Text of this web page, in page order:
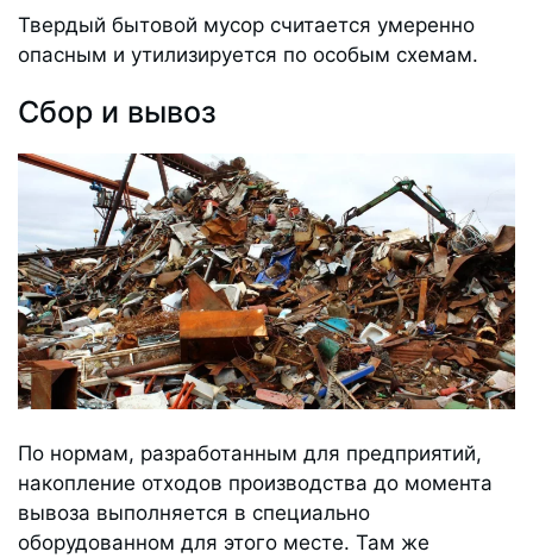
Твердый бытовой мусор считается умеренно
опасным и утилизируется по особым схемам.
Сбор и вывоз
По нормам, разработанным для предприятий,
накопление отходов производства до момента
вывоза выполняется в специально
оборудованном для этого месте. Там же